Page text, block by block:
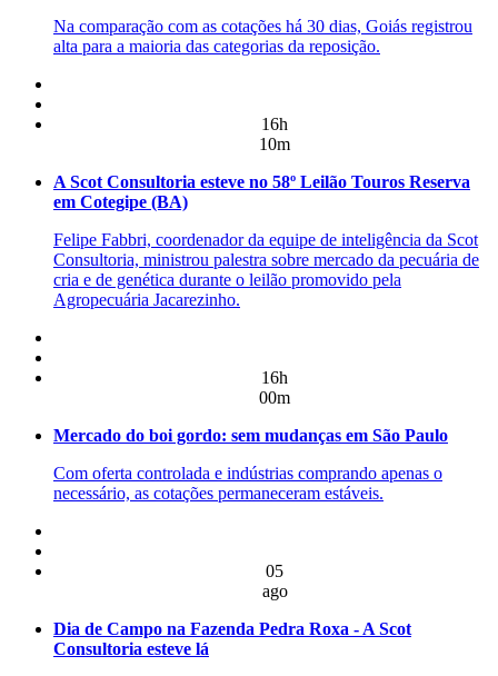
Na comparação com as cotações há 30 dias, Goiás registrou
alta para a maioria das categorias da reposição.
16h
10m
A Scot Consultoria esteve no 58º Leilão Touros Reserva
em Cotegipe (BA)
Felipe Fabbri, coordenador da equipe de inteligência da Scot
Consultoria, ministrou palestra sobre mercado da pecuária de
cria e de genética durante o leilão promovido pela
Agropecuária Jacarezinho.
16h
00m
Mercado do boi gordo: sem mudanças em São Paulo
Com oferta controlada e indústrias comprando apenas o
necessário, as cotações permaneceram estáveis.
05
ago
Dia de Campo na Fazenda Pedra Roxa - A Scot
Consultoria esteve lá